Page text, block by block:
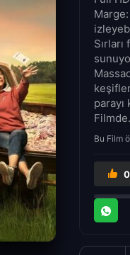
parayı
Bu Film
0